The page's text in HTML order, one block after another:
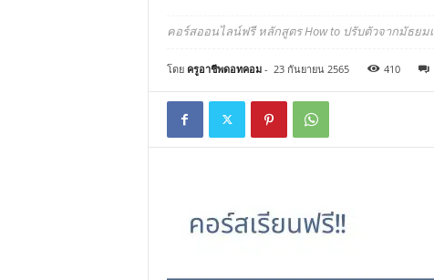
คอร์สออนไลน์ฟรี หลักสูตร How to ปรับตัวจากมัธยม
โดย ครูอาชีพดอทคอม- 23 กันยายน 2565 410